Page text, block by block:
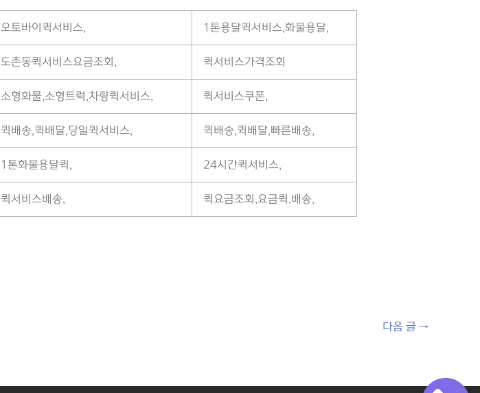
오토바이퀵서비스, 1톤용달퀵서비스,화물용달,
도촌동퀵서비스요금조회, 퀵서비스가격조회
소형화물,소형트럭,차량퀵서비스, 퀵서비스쿠폰,
퀵배송,퀵배달,당일퀵서비스, 퀵배송,퀵배달,빠른배송,
1톤화물용달퀵, 24시간퀵서비스,
퀵서비스배송, 퀵요금조회,요금퀵,배송,
다음 글 →